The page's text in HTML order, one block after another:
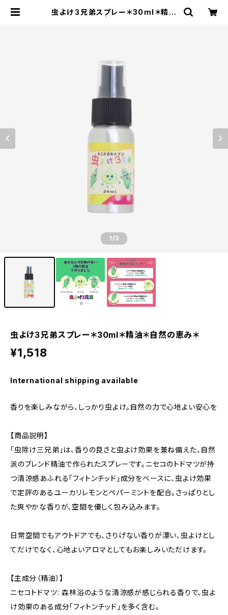
虫よけ３兄弟スプレー＊30ml＊精油
1/3
虫よけ３兄弟スプレー＊30ml＊精油＊自然の恵み＊
¥1,518
International shipping available
香りを楽しみながら、しっかり虫よけ。自然の力で心地よい安心を
【商品説明】
「虫除け三兄弟」は、香りの良さと虫よけ効果を兼ね備えた、自然
派のブレンド精油で作られたスプレーです。ニセコのトドマツが持
つ清涼感あふれる「フィトンチッド」成分をベースに、虫よけ効果
で定評のあるユーカリレモンとペパーミントを配合。さっぱりとし
た爽やかな香りが、空間を優しく包み込みます。
日常空間でもアウトドアでも、さりげない香りが漂い、虫よけとし
てだけでなく、心地よいアロマとしてもお楽しみいただけます。
【主成分（精油）】
ニセコトドマツ: 森林浴のような清涼感が感じられる香りで、虫よ
け効果のある成分「フィトンチッド」を多く含む。